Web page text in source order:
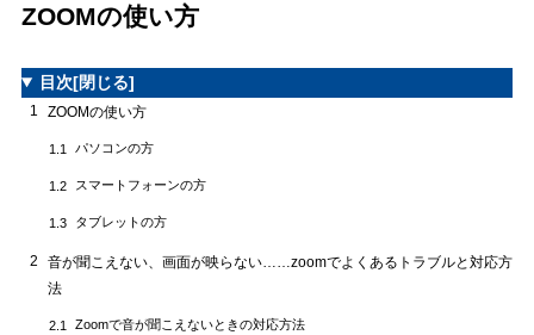
ZOOMの使い方
目次[閉じる]
1 ZOOMの使い方
1.1 パソコンの方
1.2 スマートフォーンの方
1.3 タブレットの方
2
音が聞こえない、画面が映らない……zoomでよくあるトラブルと対応方
法
2.1 Zoomで音が聞こえないときの対応方法
する
2.3 Zoomで画面共有ができないときの対応方法
2.3.1 ZOOM画面を共有する方法
2.3.2 画面共有権限をもらっているか確認する
2.3.3 Zoomのバージョンが古くないか確認する
2.4 Zoomミーティング中にハウリングが起きた場合の対応方法
2.5 【事前対応】Zoomが正常に使えるかをテストする